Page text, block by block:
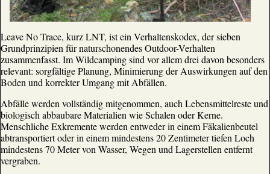
Leave No Trace, kurz LNT, ist ein Verhaltenskodex, der sieben
Grundprinzipien für naturschonendes Outdoor-Verhalten
zusammenfasst. Im Wildcamping sind vor allem drei davon besonders
relevant: sorgfältige Planung, Minimierung der Auswirkungen auf den
Boden und korrekter Umgang mit Abfällen.
Abfälle werden vollständig mitgenommen, auch Lebensmittelreste und
biologisch abbaubare Materialien wie Schalen oder Kerne.
Menschliche Exkremente werden entweder in einem Fäkalienbeutel
abtransportiert oder in einem mindestens 20 Zentimeter tiefen Loch
mindestens 70 Meter von Wasser, Wegen und Lagerstellen entfernt
vergraben.